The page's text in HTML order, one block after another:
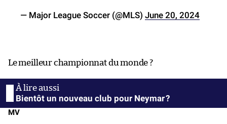
— Major League Soccer (@MLS) June 20, 2024
Le meilleur championnat du monde ?
Bientôt un nouveau club pour Neymar ?
MV